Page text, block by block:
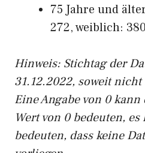
75 Jahre und
272, weiblich:
Hinweis: Stichtag der
31.12.2022, soweit nicht
Eine Angabe von 0
Wert von 0 bedeuten,
bedeuten, dass keine